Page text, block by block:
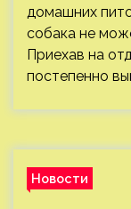
домашних
собака не
Приехав на
постепенно
Новости